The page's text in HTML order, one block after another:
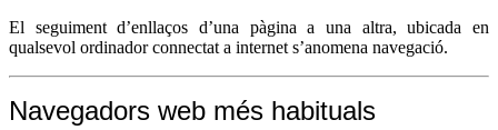
El seguiment d’enllaços d’una pàgina a una altra, ubicada en
qualsevol ordinador connectat a internet s’anomena navegació.
Navegadors web més habituals